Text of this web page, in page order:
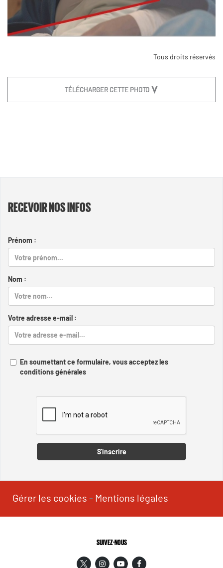
Tous droits réservés
TÉLÉCHARGER CETTE PHOTO
RECEVOIR NOS INFOS
Prénom :
Nom :
Votre adresse e-mail :
En soumettant ce formulaire, vous acceptez les
conditions générales
S'inscrire
Gérer les cookies - Mentions légales
SUIVEZ-NOUS